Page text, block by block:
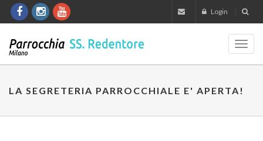
Login
LA SEGRETERIA PARROCCHIALE E' APERTA!